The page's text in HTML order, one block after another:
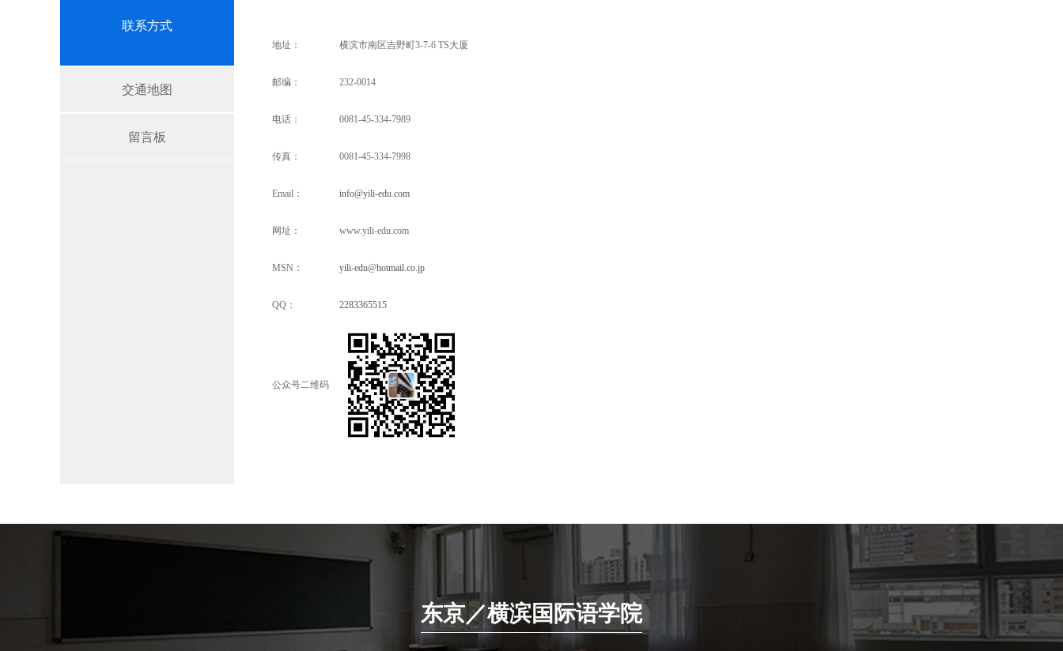
联系方式
交通地图
留言板
地址： 横滨市南区吉野町3-7-6 TS大厦
邮编： 232-0014
电话： 0081-45-334-7989
传真： 0081-45-334-7998
Email： info@yili-edu.com
网址： www.yili-edu.com
MSN： yili-edu@hotmail.co.jp
QQ： 2283365515
公众号二维码
东京／横滨国际语学院